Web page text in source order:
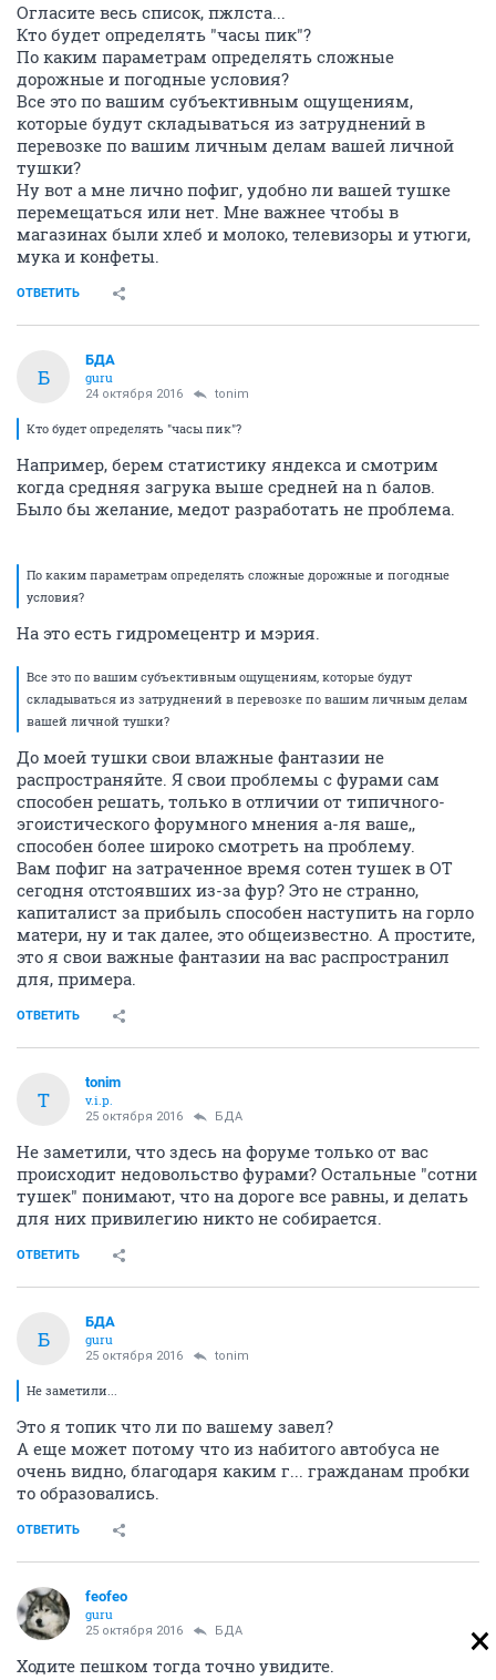
Огласите весь список, пжлста...
Кто будет определять "часы пик"?
По каким параметрам определять сложные
дорожные и погодные условия?
Все это по вашим субъективным ощущениям,
которые будут складываться из затруднений в
перевозке по вашим личным делам вашей личной
тушки?
Ну вот а мне лично пофиг, удобно ли вашей тушке
перемещаться или нет. Мне важнее чтобы в
магазинах были хлеб и молоко, телевизоры и утюги,
мука и конфеты.
ОТВЕТИТЬ
Б
БДА
guru
24 октября 2016 tonim
Кто будет определять "часы пик"?
Например, берем статистику яндекса и смотрим
когда средняя загрука выше средней на n балов.
Было бы желание, медот разработать не проблема.
По каким параметрам определять сложные дорожные и погодные
условия?
На это есть гидромецентр и мэрия.
Все это по вашим субъективным ощущениям, которые будут
складываться из затруднений в перевозке по вашим личным делам
вашей личной тушки?
До моей тушки свои влажные фантазии не
распространяйте. Я свои проблемы с фурами сам
способен решать, только в отличии от типичного-
эгоистического форумного мнения а-ля ваше,,
способен более широко смотреть на проблему.
Вам пофиг на затраченное время сотен тушек в ОТ
сегодня отстоявших из-за фур? Это не странно,
капиталист за прибыль способен наступить на горло
матери, ну и так далее, это общеизвестно. А простите,
это я свои важные фантазии на вас распространил
для, примера.
ОТВЕТИТЬ
T
tonim
v.i.p.
25 октября 2016 БДА
Не заметили, что здесь на форуме только от вас
происходит недовольство фурами? Остальные "сотни
тушек" понимают, что на дороге все равны, и делать
для них привилегию никто не собирается.
ОТВЕТИТЬ
Б
БДА
guru
25 октября 2016 tonim
Не заметили...
Это я топик что ли по вашему завел?
А еще может потому что из набитого автобуса не
очень видно, благодаря каким г... гражданам пробки
то образовались.
ОТВЕТИТЬ
feofeo
guru
25 октября 2016 БДА
Ходите пешком тогда точно увидите.